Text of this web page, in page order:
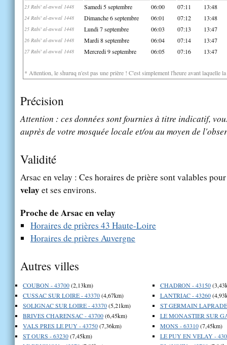
23 Rabi' al-awwal 1448 Samedi 5 septembre 06:00 07:11 13:48
24 Rabi' al-awwal 1448 Dimanche 6 septembre 06:01 07:12 13:48
25 Rabi' al-awwal 1448 Lundi 7 septembre 06:03 07:13 13:47
26 Rabi' al-awwal 1448 Mardi 8 septembre 06:04 07:14 13:47
27 Rabi' al-awwal 1448 Mercredi 9 septembre 06:05 07:16 13:47
* Attention, le shuruq n'est pas une prière ! C'est simplement l'heure avant laquelle
Précision
Attention : ces données sont fournies à titre indicatif,
auprès de votre mosquée locale et/ou au moyen de
Validité
Arsac en velay : Ces horaires de prière sont valables
velayet ses environs.
Proche de Arsac en velay
Horaires de prières 43 Haute-Loire
Horaires de prières Auvergne
Autres villes
COUBON - 43700(2,13km)
CUSSAC SUR LOIRE - 43370(4,67km)
SOLIGNAC SUR LOIRE - 43370(5,21km)
BRIVES CHARENSAC - 43700(6,45km)
VALS PRES LE PUY - 43750(7,36km)
ST OURS - 63230(7,45km)
CHADRON - 43150
LANTRIAC - 43260
ST GERMAIN
LE MONASTIER SUR
MONS - 63310(7,45km)
LE PUY EN VELAY -